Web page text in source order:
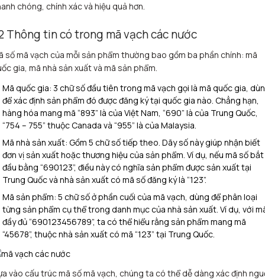
chóng, chính xác và hiệu quả hơn.
Thông tin có trong mã vạch các nước
số mã vạch của mỗi sản phẩm thường bao gồm ba phần chính: mã
gia, mã nhà sản xuất và mã sản phẩm.
Mã quốc gia: 3 chữ số đầu tiên trong mã vạch gọi là mã quốc gia,
để xác định sản phẩm đó được đăng ký tại quốc gia nào. Chẳng hạn,
hàng hóa mang mã “893” là của Việt Nam, “690” là của Trung Quốc,
“754 – 755” thuộc Canada và “955” là của Malaysia.
Mã nhà sản xuất: Gồm 5 chữ số tiếp theo. Dãy số này giúp nhận biết
đơn vị sản xuất hoặc thương hiệu của sản phẩm. Ví dụ, nếu mã số bắt
đầu bằng “690123”, điều này có nghĩa sản phẩm được sản xuất tại
Trung Quốc và nhà sản xuất có mã số đăng ký là “123”.
Mã sản phẩm: 5 chữ số ở phần cuối của mã vạch, dùng để phân loại
từng sản phẩm cụ thể trong danh mục của nhà sản xuất. Ví dụ, với
đầy đủ “690123456789”, ta có thể hiểu rằng sản phẩm mang mã
“45678”, thuộc nhà sản xuất có mã “123” tại Trung Quốc.
vào cấu trúc mã số mã vạch, chúng ta có thể dễ dàng xác định